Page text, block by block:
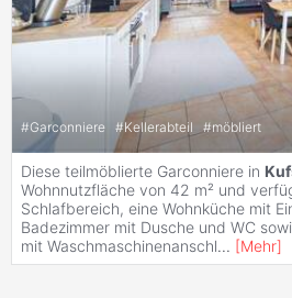
#Garconniere #Kellerabteil #möbliert
Diese teilmöblierte Garconniere in
Wohnnutzfläche von 42 m² und
Schlafbereich, eine Wohnküche mit
Badezimmer mit Dusche und WC
mit Waschmaschinenanschl... [Mehr]